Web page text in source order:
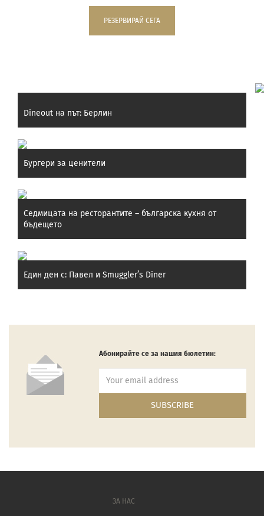
РЕЗЕРВИРАЙ СЕГА
Препоръчани постове:
Dineout на път: Берлин
Бургери за ценители
Седмицата на ресторантите – българска кухня от
бъдещето
Един ден с: Павел и Smuggler’s Diner
Абонирайте се за нашия бюлетин:
ЗА НАС